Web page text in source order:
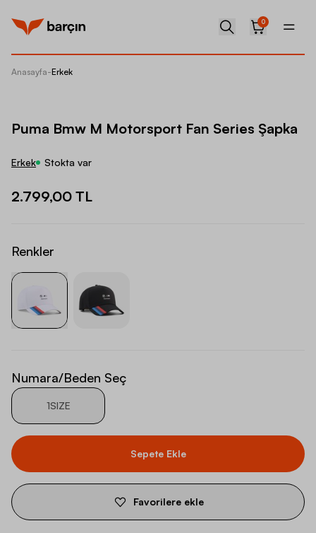
0
Anasayfa-Erkek
Puma Bmw M Motorsport Fan Series Şapka
Erkek Stokta var
2.799,00 TL
Renkler
Numara/Beden Seç
1SIZE
Sepete Ekle
Favorilere ekle